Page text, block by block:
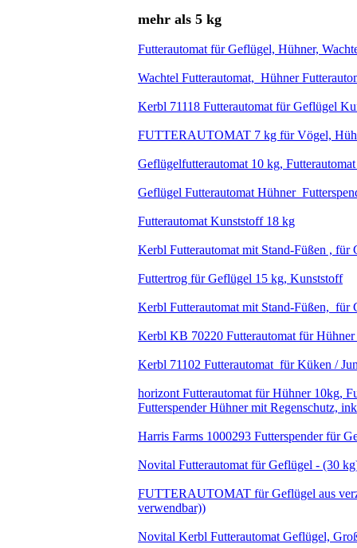
mehr als 5 kg
Futterautomat für Geflügel, Hühner,
Wachtel Futterautomat, Hühner
Kerbl 71118 Futterautomat für Geflügel
FUTTERAUTOMAT 7 kg für Vögel,
Geflügelfutterautomat 10 kg,
Geflügel Futterautomat Hühner
Futterautomat Kunststoff 18 kg
Kerbl Futterautomat mit Stand-Füßen ,
Futtertrog für Geflügel 15 kg, Kunststoff
Kerbl Futterautomat mit Stand-Füßen,
Kerbl KB 70220 Futterautomat für
Kerbl 71102 Futterautomat für Küken /
horizont Futterautomat für Hühner 10kg,
Futterspender Hühner mit Regenschutz,
Harris Farms 1000293 Futterspender für
Novital Futterautomat für Geflügel - (30
FUTTERAUTOMAT für Geflügel aus
verwendbar))
Novital Kerbl Futterautomat Geflügel,